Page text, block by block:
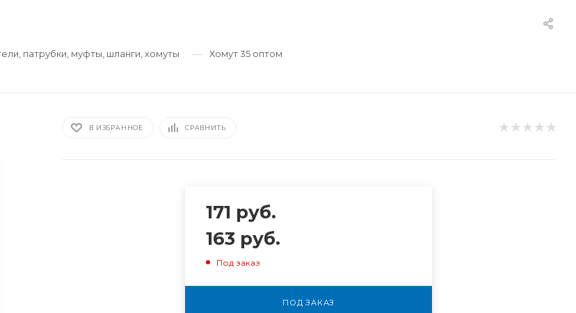
патрубки, муфты, шланги, хомуты — Хомут 35 оптом
В ИЗБРАННОЕ СРАВНИТЬ
171 руб.
163 руб.
Под заказ
ПОД ЗАКАЗ